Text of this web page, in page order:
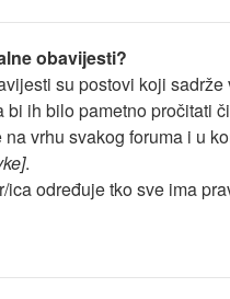
obavijesti?
su postovi koji
bi ih bilo pametno pročitati
vrhu svakog foruma i u
.
ica određuje tko sve ima